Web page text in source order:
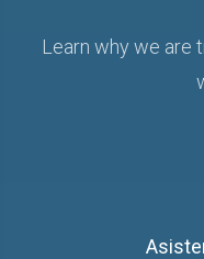
Learn why we are